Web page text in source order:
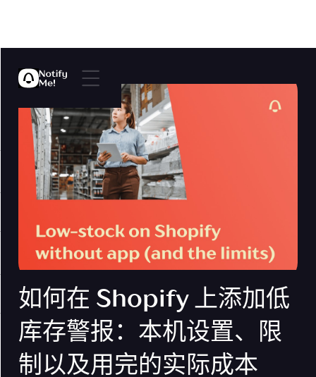
如何在 Shopify 上添加低
库存警报：本机设置、限
制以及用完的实际成本